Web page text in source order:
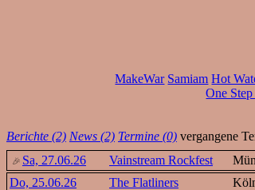
MakeWar Samiam Hot
One
Berichte (2) News (2) Termine (0) vergangene
Sa, 27.06.26
Vainstream Rockfest
Do, 25.06.26
The Flatliners